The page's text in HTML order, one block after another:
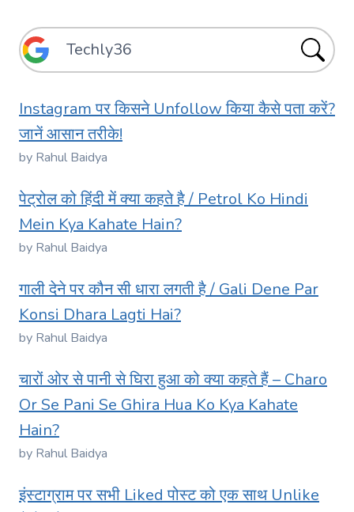
Instagram पर किसने Unfollow किया कैसे पता करें?
जानें आसान तरीके!
by Rahul Baidya
पेट्रोल को हिंदी में क्या कहते है / Petrol Ko Hindi
Mein Kya Kahate Hain?
by Rahul Baidya
गाली देने पर कौन सी धारा लगती है / Gali Dene Par
Konsi Dhara Lagti Hai?
by Rahul Baidya
चारों ओर से पानी से घिरा हुआ को क्या कहते हैं – Charo
Or Se Pani Se Ghira Hua Ko Kya Kahate
Hain?
by Rahul Baidya
इंस्टाग्राम पर सभी Liked पोस्ट को एक साथ Unlike